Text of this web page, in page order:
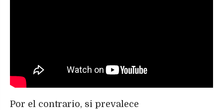
Por el contrario, si prevalece